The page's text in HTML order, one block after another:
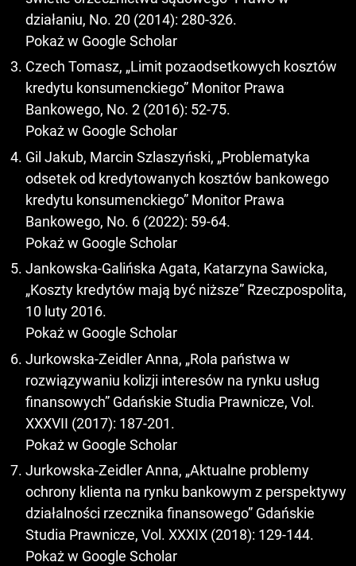
działaniu, No. 20 (2014): 280-326.
Pokaż w Google Scholar
Czech Tomasz, „Limit pozaodsetkowych kosztów
kredytu konsumenckiego” Monitor Prawa
Bankowego, No. 2 (2016): 52-75.
Pokaż w Google Scholar
Gil Jakub, Marcin Szlaszyński, „Problematyka
odsetek od kredytowanych kosztów bankowego
kredytu konsumenckiego” Monitor Prawa
Bankowego, No. 6 (2022): 59-64.
Pokaż w Google Scholar
Jankowska-Galińska Agata, Katarzyna Sawicka,
„Koszty kredytów mają być niższe” Rzeczpospolita,
10 luty 2016.
Pokaż w Google Scholar
Jurkowska-Zeidler Anna, „Rola państwa w
rozwiązywaniu kolizji interesów na rynku usług
finansowych” Gdańskie Studia Prawnicze, Vol.
XXXVII (2017): 187-201.
Pokaż w Google Scholar
Jurkowska-Zeidler Anna, „Aktualne problemy
ochrony klienta na rynku bankowym z perspektywy
działalności rzecznika finansowego” Gdańskie
Studia Prawnicze, Vol. XXXIX (2018): 129-144.
Pokaż w Google Scholar